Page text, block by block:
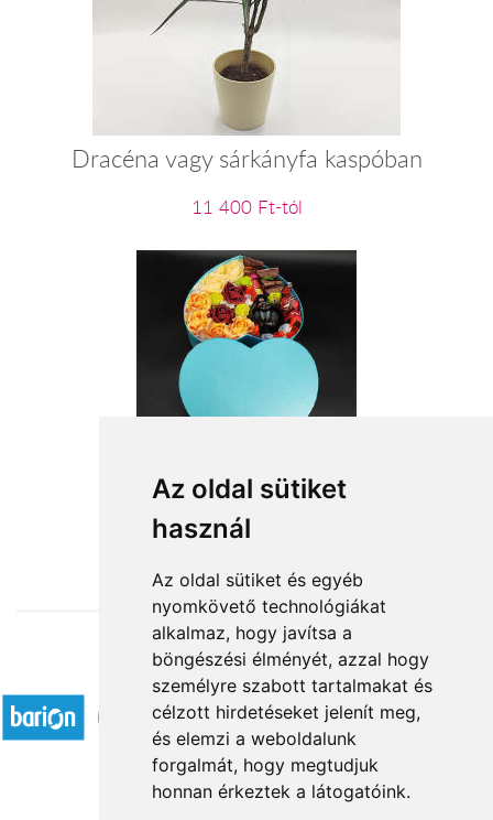
Az oldal sütiket
használ
Az oldal sütiket és egyéb
nyomkövető technológiákat
alkalmaz, hogy javítsa a
böngészési élményét, azzal hogy
személyre szabott tartalmakat és
célzott hirdetéseket jelenít meg,
és elemzi a weboldalunk
forgalmát, hogy megtudjuk
honnan érkeztek a látogatóink.
Dracéna vagy sárkányfa kaspóban
11 400 Ft-tól
Merész szerénység
16 760 Ft-tól
Elfogadott fizetési módok